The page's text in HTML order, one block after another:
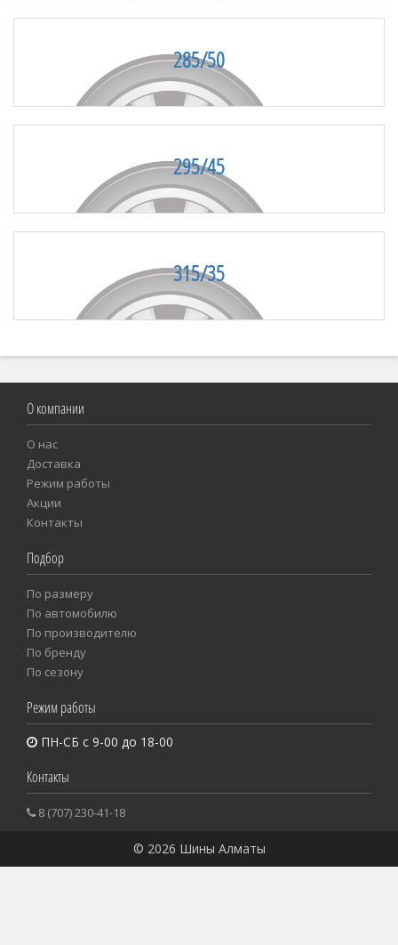
285/50
295/45
315/35
О компании
О нас
Доставка
Режим работы
Акции
Контакты
Подбор
По размеру
Пo автомобилю
По производителю
По бренду
По сезону
Режим работы
ПН-СБ с 9-00 до 18-00
Контакты
8 (707) 230-41-18
© 2026 Шины Алматы